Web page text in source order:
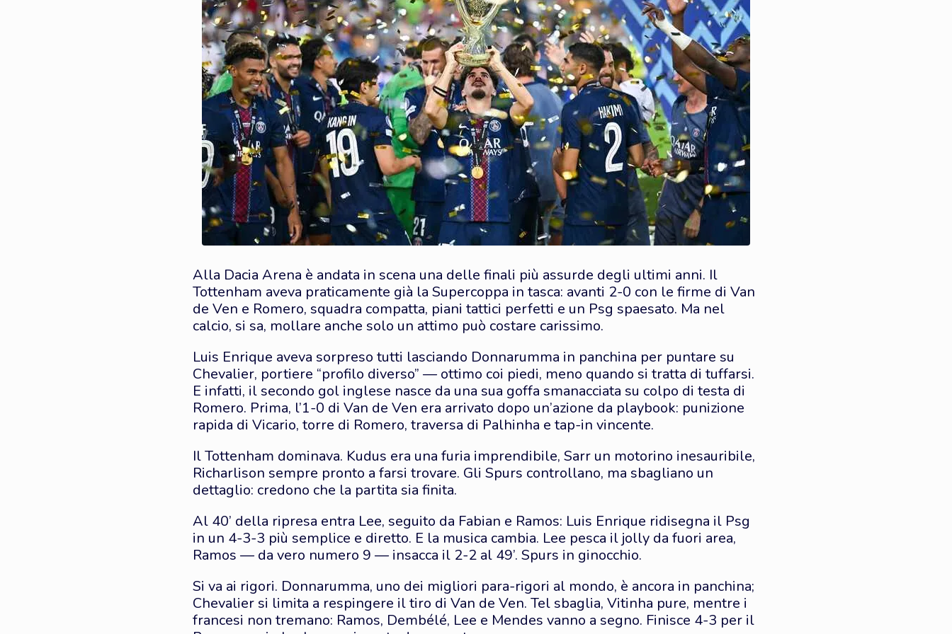
Alla Dacia Arena è andata in scena una delle finali più assurde degli ultimi anni. Il
Tottenham aveva praticamente già la Supercoppa in tasca: avanti 2-0 con le firme di Van
de Ven e Romero, squadra compatta, piani tattici perfetti e un Psg spaesato. Ma nel
calcio, si sa, mollare anche solo un attimo può costare carissimo.
Luis Enrique aveva sorpreso tutti lasciando Donnarumma in panchina per puntare su
Chevalier, portiere “profilo diverso” — ottimo coi piedi, meno quando si tratta di tuffarsi.
E infatti, il secondo gol inglese nasce da una sua goffa smanacciata su colpo di testa di
Romero. Prima, l’1-0 di Van de Ven era arrivato dopo un’azione da playbook: punizione
rapida di Vicario, torre di Romero, traversa di Palhinha e tap-in vincente.
Il Tottenham dominava. Kudus era una furia imprendibile, Sarr un motorino inesauribile,
Richarlison sempre pronto a farsi trovare. Gli Spurs controllano, ma sbagliano un
dettaglio: credono che la partita sia finita.
Al 40’ della ripresa entra Lee, seguito da Fabian e Ramos: Luis Enrique ridisegna il Psg
in un 4-3-3 più semplice e diretto. E la musica cambia. Lee pesca il jolly da fuori area,
Ramos — da vero numero 9 — insacca il 2-2 al 49’. Spurs in ginocchio.
Si va ai rigori. Donnarumma, uno dei migliori para-rigori al mondo, è ancora in panchina;
Chevalier si limita a respingere il tiro di Van de Ven. Tel sbaglia, Vitinha pure, mentre i
francesi non tremano: Ramos, Dembélé, Lee e Mendes vanno a segno. Finisce 4-3 per il